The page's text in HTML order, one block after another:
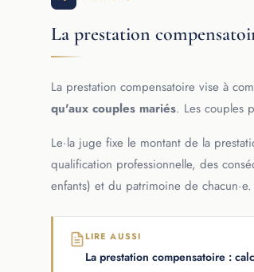
La prestation
La prestation compensatoire vise à
qu'aux couples mariés. Les couples
Le·la juge fixe le montant de la
qualification professionnelle, des
enfants) et du patrimoine de chacun·e.
LIRE AUSSI
La prestation compensatoire :